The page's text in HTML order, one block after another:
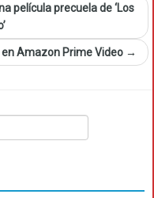
película precuela de ‘Los
en Amazon Prime Video →